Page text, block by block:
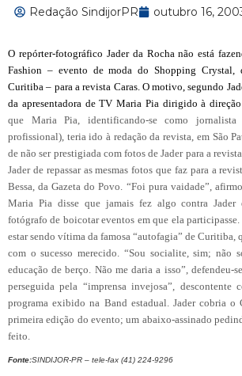
Redação SindijorPR outubro 16,
O repórter-fotográfico Jader da Rocha não está
Fashion – evento de moda do Shopping Crystal,
Curitiba – para a revista Caras. O motivo, segundo
da apresentadora de TV Maria Pia dirigido à
que Maria Pia, identificando-se como
profissional), teria ido à redação da revista, em São
de não ser prestigiada com fotos de Jader para a
Jader de repassar as mesmas fotos que faz para a
Bessa, da Gazeta do Povo. “Foi pura vaidade”,
Maria Pia disse que jamais fez algo contra Jader
fotógrafo de boicotar eventos em que ela
estar sendo vítima da famosa “autofagia” de Curitiba,
com o sucesso merecido. “Sou socialite, sim; não
educação de berço. Não me daria a isso”, defendeu-
perseguida pela “imprensa invejosa”, descontente
programa exibido na Band estadual. Jader cobria o
primeira edição do evento; um abaixo-assinado
feito.
Fonte:SINDIJOR-PR – tele-fax (41) 224-9296